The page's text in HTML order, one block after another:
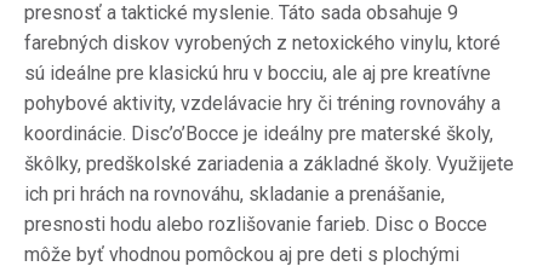
presnosť a taktické myslenie. Táto sada obsahuje 9
farebných diskov vyrobených z netoxického vinylu, ktoré
sú ideálne pre klasickú hru v bocciu, ale aj pre kreatívne
pohybové aktivity, vzdelávacie hry či tréning rovnováhy a
koordinácie. Disc’o’Bocce je ideálny pre materské školy,
škôlky, predškolské zariadenia a základné školy. Využijete
ich pri hrách na rovnováhu, skladanie a prenášanie,
presnosti hodu alebo rozlišovanie farieb. Disc o Bocce
môže byť vhodnou pomôckou aj pre deti s plochými